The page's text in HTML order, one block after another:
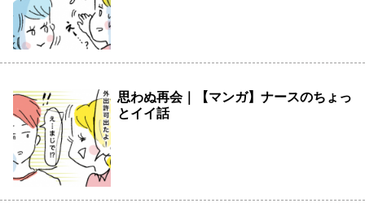
思わぬ再会｜【マンガ】ナースのちょっ
とイイ話